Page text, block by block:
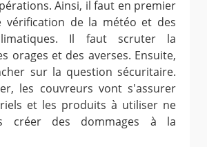
Ainsi, il faut en premier
vérification de la météo et des
Il faut scruter la
orages et des averses. Ensuite,
sur la question sécuritaire.
les couvreurs vont s'assurer
et les produits à utiliser ne
créer des dommages à la